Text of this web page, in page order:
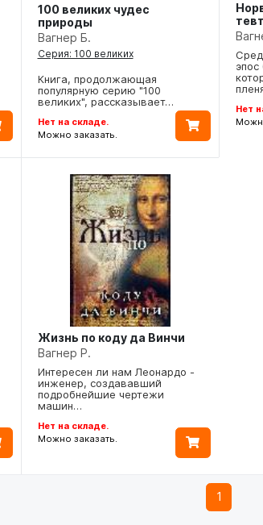
100 великих чудес
природы
Вагнер Б.
Серия: 100 великих
Книга, продолжающая
популярную серию "100
великих", рассказывает…
Нет на складе.
Можно заказать.
эпос
Нет
Жизнь по коду да Винчи
Вагнер Р.
Интересен ли нам Леонардо -
инженер, создававший
подробнейшие чертежи
машин…
Нет на складе.
Можно заказать.
1